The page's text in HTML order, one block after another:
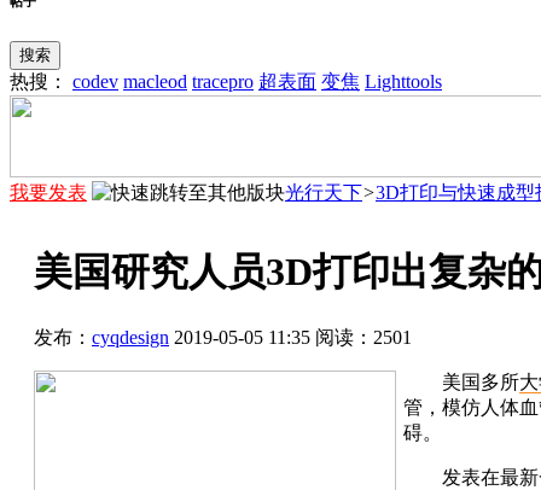
搜索
热搜： codev macleod tracepro 超表面 变焦 Lighttools
我要发表 光行天下>3D打印与快速成型
美国研究人员3D打印出复杂
发布： cyqdesign 2019-05-05 11:35 阅读： 2501
美国多所
管，模仿人体
碍。
发表在最